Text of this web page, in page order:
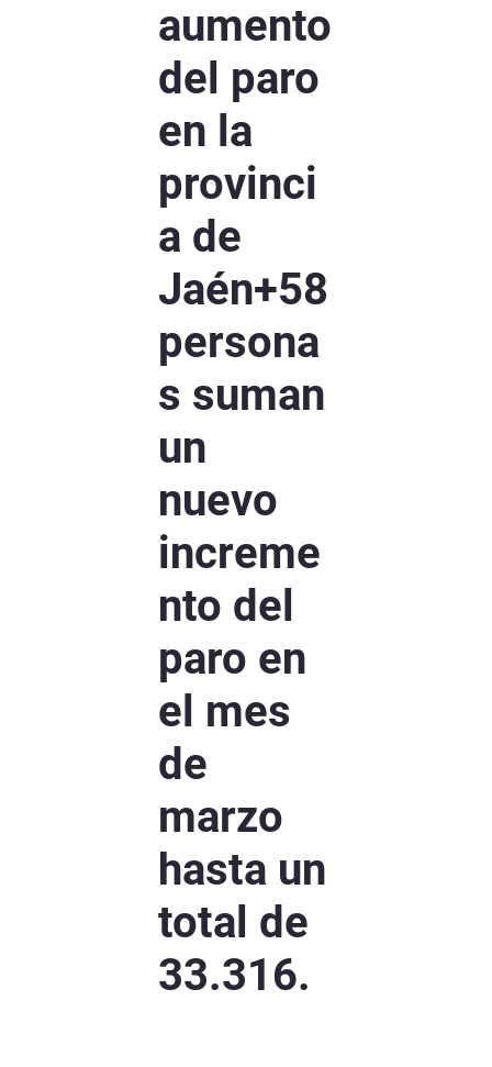
aumento
del paro
en la
provinci
a de
Jaén+58
persona
s suman
un
nuevo
increme
nto del
paro en
el mes
de
marzo
hasta un
total de
33.316.